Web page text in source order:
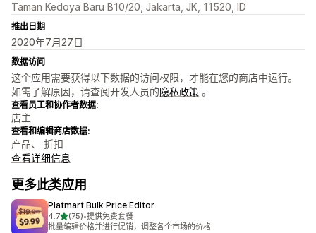
Taman Kedoya Baru B10/20, Jakarta, JK, 11520, ID
推出日期
2020年7月27日
数据访问
这个应用需要获得以下数据的访问权限，才能在您的商店中运行。
如需了解原因，请查阅开发人员的隐私政策 。
查看员工和协作者数据:
店主
查看和编辑商店数据:
产品、 折扣
查看详细信息
更多此类应用
Platmart Bulk Price Editor
4.7星（满分 5 星）
(75)
总共 75 条评论
•提供免费套餐
批量编辑价格并进行促销，调整各个市场的价格